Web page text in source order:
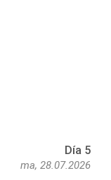
Día 5
ma, 28.07.2026